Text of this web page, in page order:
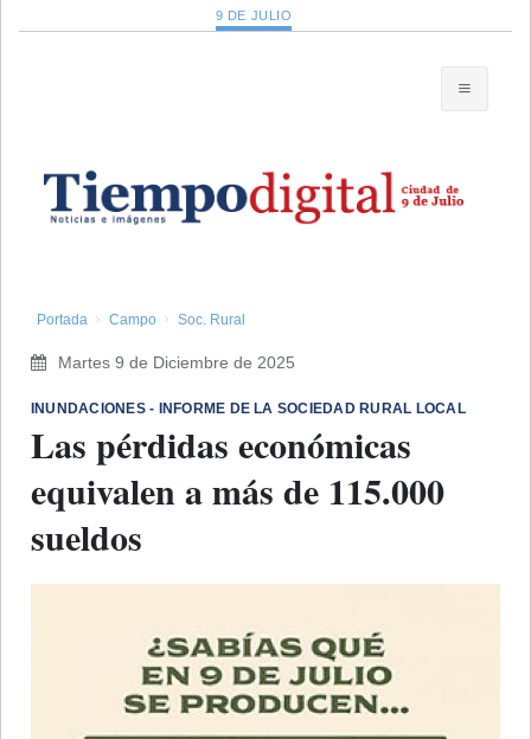
9 DE JULIO
Portada Campo Soc. Rural
Martes 9 de Diciembre de 2025
​INUNDACIONES - INFORME DE LA SOCIEDAD RURAL LOCAL
Las pérdidas económicas
equivalen a más de 115.000
sueldos